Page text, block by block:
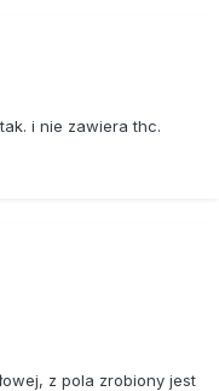
i nie zawiera thc.
z pola zrobiony jest